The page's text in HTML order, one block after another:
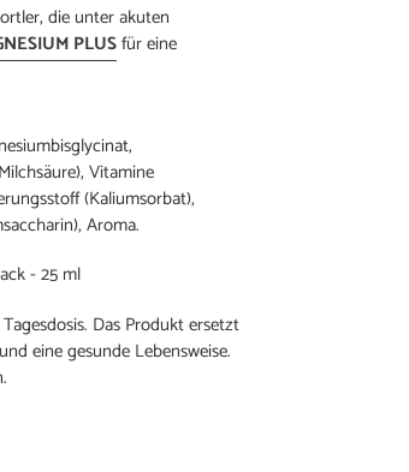
die unter akuten
PLUSfür eine
Vitamine
(Kaliumsorbat),
Aroma.
- 25 ml
Das Produkt ersetzt
eine gesunde Lebensweise.